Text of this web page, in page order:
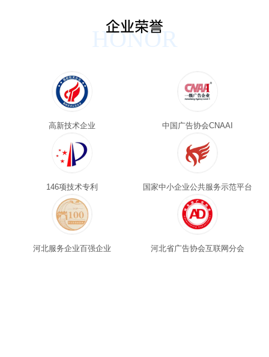
企业荣誉
HONOR
高新技术企业 中国广告协会CNAAI
146项技术专利 国家中小企业公共服务示范平台
河北服务企业百强企业 河北省广告协会互联网分会